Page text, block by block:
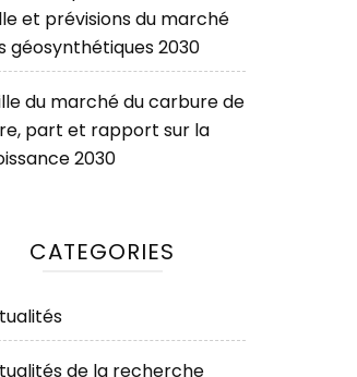
et prévisions du marché
géosynthétiques 2030
du marché du carbure de
part et rapport sur la
2030
CATEGORIES
de la recherche